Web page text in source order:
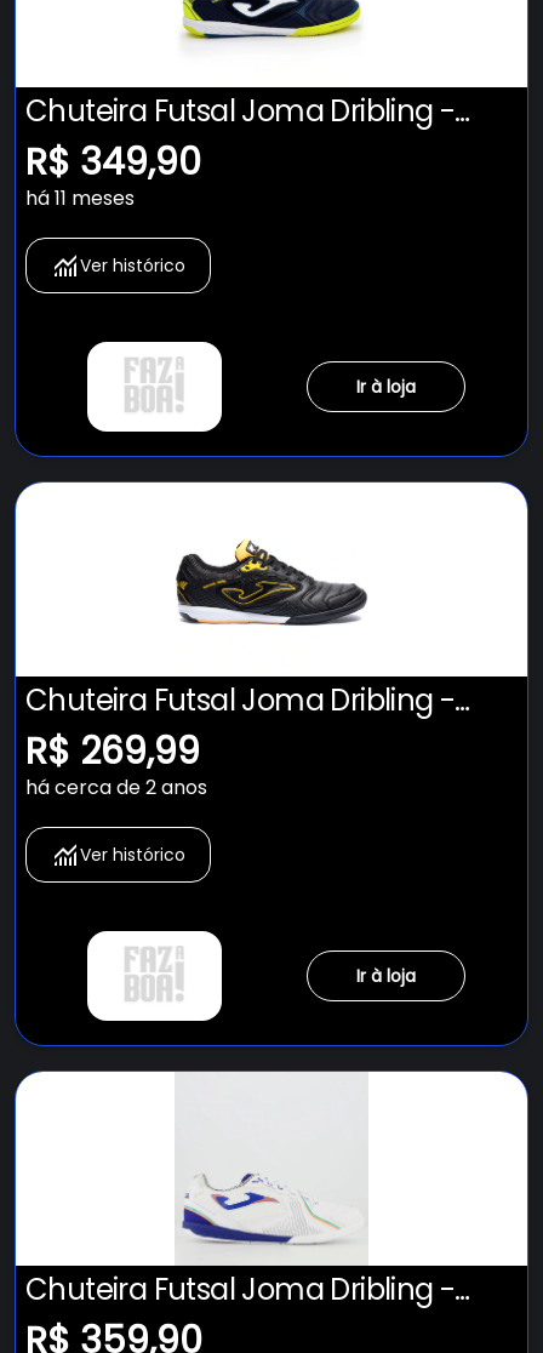
Chuteira Futsal Joma Dribling -
Adulto
R$ 349,90
há 11 meses
Ver histórico
Ir à loja
Chuteira Futsal Joma Dribling -
Adulto
R$ 269,99
há cerca de 2 anos
Ver histórico
Ir à loja
Chuteira Futsal Joma Dribling -
Adulto
R$ 359,90